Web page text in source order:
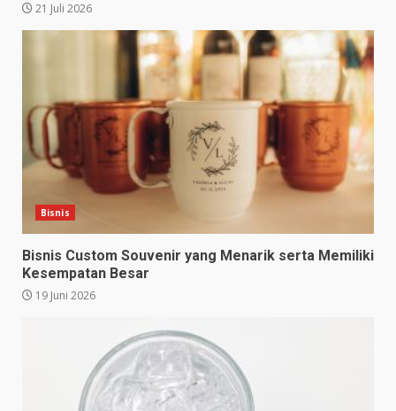
21 Juli 2026
Bisnis
Bisnis Custom Souvenir yang Menarik serta Memiliki
Kesempatan Besar
19 Juni 2026